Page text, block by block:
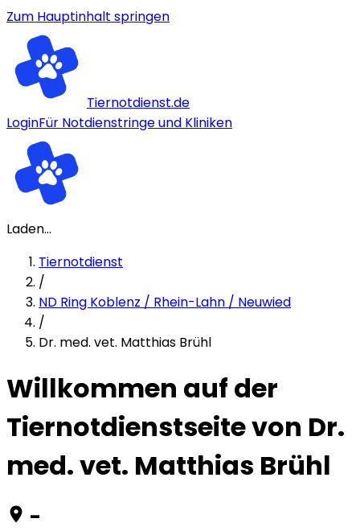
Zum Hauptinhalt springen
Tiernotdienst.de
LoginFür Notdienstringe und Kliniken
Laden...
Tiernotdienst
/
ND Ring Koblenz / Rhein-Lahn / Neuwied
/
Dr. med. vet. Matthias Brühl
Willkommen auf der
Tiernotdienstseite von Dr.
med. vet. Matthias Brühl
-